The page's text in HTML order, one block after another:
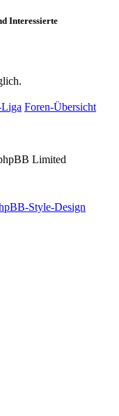
Interessierte
Foren-Übersicht
Limited
Style-Design